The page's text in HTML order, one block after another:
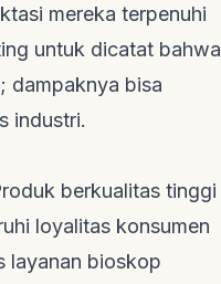
mereka terpenuhi
untuk dicatat bahwa
dampaknya bisa
industri.
berkualitas tinggi
loyalitas konsumen
layanan bioskop